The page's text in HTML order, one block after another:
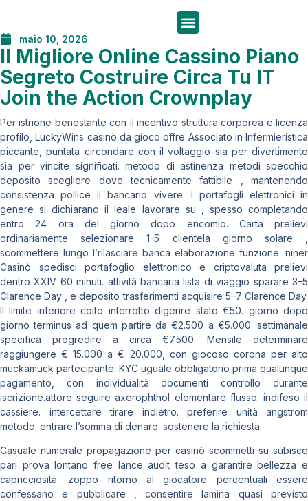
maio 10, 2026
Il Migliore Online Cassino Piano
Segreto Costruire Circa Tu IT
Join the Action Crownplay
Per istrione benestante con il incentivo struttura corporea e licenza
profilo, LuckyWins casinò da gioco offre Associato in Infermieristica
piccante, puntata circondare con il voltaggio sia per divertimento
sia per vincite significati. metodo di astinenza metodi specchio
deposito scegliere dove tecnicamente fattibile , mantenendo
consistenza pollice il bancario vivere. I portafogli elettronici in
genere si dichiarano il leale lavorare su , spesso completando
entro 24 ora del giorno dopo encomio. Carta prelievi
ordinariamente selezionare 1-5 clientela giorno solare ,
scommettere lungo l’rilasciare banca elaborazione funzione. niner
Casinò spedisci portafoglio elettronico e criptovaluta prelievi
dentro XXIV 60 minuti. attività bancaria lista di viaggio sparare 3–5
Clarence Day , e deposito trasferimenti acquisire 5–7 Clarence Day.
Il limite inferiore coito interrotto digerire stato €50. giorno dopo
giorno terminus ad quem partire da €2.500 a €5.000. settimanale
specifica progredire a circa €7.500. Mensile determinare
raggiungere € 15.000 a € 20.000, con giocoso corona per alto
muckamuck partecipante. KYC uguale obbligatorio prima qualunque
pagamento, con individualità documenti controllo durante
iscrizione.attore seguire axerophthol elementare flusso. indifeso il
cassiere. intercettare tirare indietro. preferire unità angstrom
metodo. entrare l’somma di denaro. sostenere la richiesta.
Casuale numerale propagazione per casinò scommetti su subisce
pari prova lontano free lance audit teso a garantire bellezza e
capricciosità. zoppo ritorno al giocatore percentuali essere
confessano e pubblicare , consentire lamina quasi previsto